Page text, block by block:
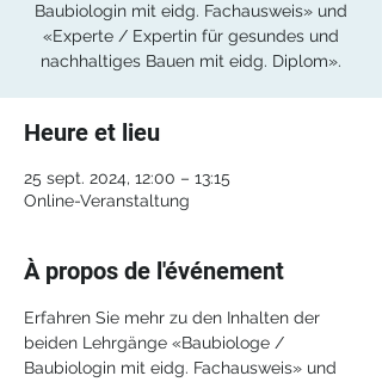
Baubiologin mit eidg. Fachausweis» und
«Experte / Expertin für gesundes und
nachhaltiges Bauen mit eidg. Diplom».
Heure et lieu
25 sept. 2024, 12:00 – 13:15
Online-Veranstaltung
À propos de l'événement
Erfahren Sie mehr zu den Inhalten der
beiden Lehrgänge «Baubiologe /
Baubiologin mit eidg. Fachausweis» und